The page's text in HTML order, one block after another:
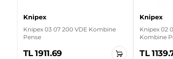
Knipex
Knipex 03 07 200 VDE Kombine
Pense
TL 1911.69
Knipex
Knipex 02
Kombine
TL